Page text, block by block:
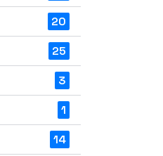
20
25
3
1
14